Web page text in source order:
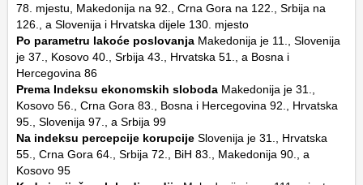
78. mjestu, Makedonija na 92., Crna Gora na 122., Srbija na
126., a Slovenija i Hrvatska dijele 130. mjesto
Po parametru lakoće poslovanja Makedonija je 11., Slovenija
je 37., Kosovo 40., Srbija 43., Hrvatska 51., a Bosna i
Hercegovina 86
Prema Indeksu ekonomskih sloboda Makedonija je 31.,
Kosovo 56., Crna Gora 83., Bosna i Hercegovina 92., Hrvatska
95., Slovenija 97., a Srbija 99
Na indeksu percepcije korupcije Slovenija je 31., Hrvatska
55., Crna Gora 64., Srbija 72., BiH 83., Makedonija 90., a
Kosovo 95